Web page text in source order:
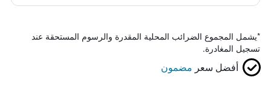
*يشمل المجموع الضرائب المحلية المقدرة والرسوم المستحقة عند
تسجيل المغادرة.
أفضل سعر مضمون